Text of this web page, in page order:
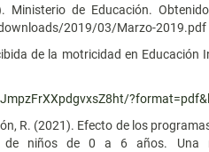
Ministerio de Educación.
2019/03/Marzo-2019.pdf
de la motricidad en Educación
R. (2021). Efecto de los
de niños de 0 a 6 años. Una